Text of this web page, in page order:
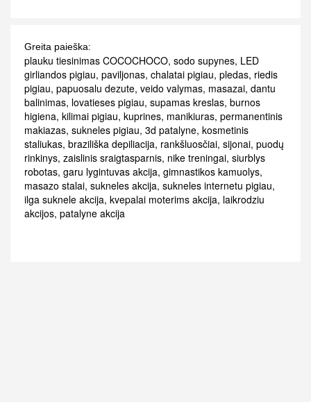
Greita paieška:
plauku tiesinimas COCOCHOCO, sodo supynes, LED
girliandos pigiau, paviljonas, chalatai pigiau, pledas, riedis
pigiau, papuosalu dezute, veido valymas, masazai, dantu
balinimas, lovatieses pigiau, supamas kreslas, burnos
higiena, kilimai pigiau, kuprines, manikiuras, permanentinis
makiazas, sukneles pigiau, 3d patalyne, kosmetinis
staliukas, braziliška depiliacija, rankšluosčiai, sijonai, puodų
rinkinys, zaislinis sraigtasparnis, nike treningai, siurblys
robotas, garu lygintuvas akcija, gimnastikos kamuolys,
masazo stalai, sukneles akcija, sukneles internetu pigiau,
ilga suknele akcija, kvepalai moterims akcija, laikrodziu
akcijos, patalyne akcija